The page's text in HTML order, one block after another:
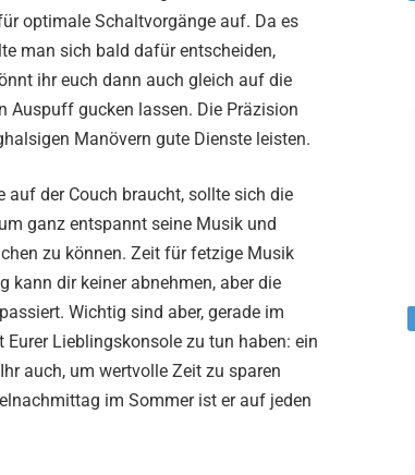
optimale Schaltvorgänge auf. Da es
man sich bald dafür entscheiden,
ihr euch dann auch gleich auf die
Auspuff gucken lassen. Die Präzision
Manövern gute Dienste leisten.
auf der Couch braucht, sollte sich die
ganz entspannt seine Musik und
zu können. Zeit für fetzige Musik
kann dir keiner abnehmen, aber die
Wichtig sind aber, gerade im
Lieblingskonsole zu tun haben: ein
auch, um wertvolle Zeit zu sparen
im Sommer ist er auf jeden